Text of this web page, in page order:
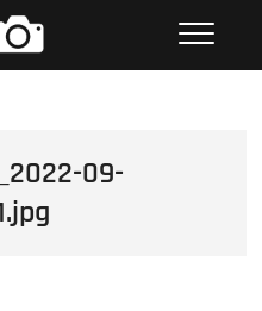
FOTOS GRUPO EMPRESARIAL
09-